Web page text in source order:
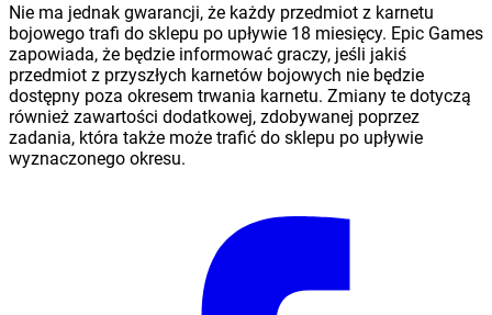
Nie ma jednak gwarancji, że każdy przedmiot z karnetu
bojowego trafi do sklepu po upływie 18 miesięcy. Epic Games
zapowiada, że będzie informować graczy, jeśli jakiś
przedmiot z przyszłych karnetów bojowych nie będzie
dostępny poza okresem trwania karnetu. Zmiany te dotyczą
również zawartości dodatkowej, zdobywanej poprzez
zadania, która także może trafić do sklepu po upływie
wyznaczonego okresu.